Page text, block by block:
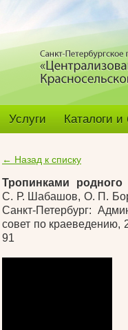
Услуги Каталоги
← Назад к списку
Тропинками
С. Р. Шабашов, О. П.
Санкт-Петербург:
совет по
91